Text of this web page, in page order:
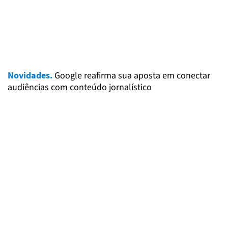
Novidades. Google reafirma sua aposta em conectar
audiências com conteúdo jornalístico